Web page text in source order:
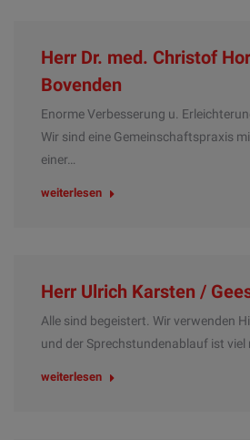
Herr Dr. med. Christof
Bovenden
Enorme Verbesserung u.
Wir sind eine Gemeinschaftspraxis
einer…
weiterlesen
Herr Ulrich Karsten /
Alle sind begeistert. Wir verwenden
und der Sprechstundenablauf ist viel
weiterlesen